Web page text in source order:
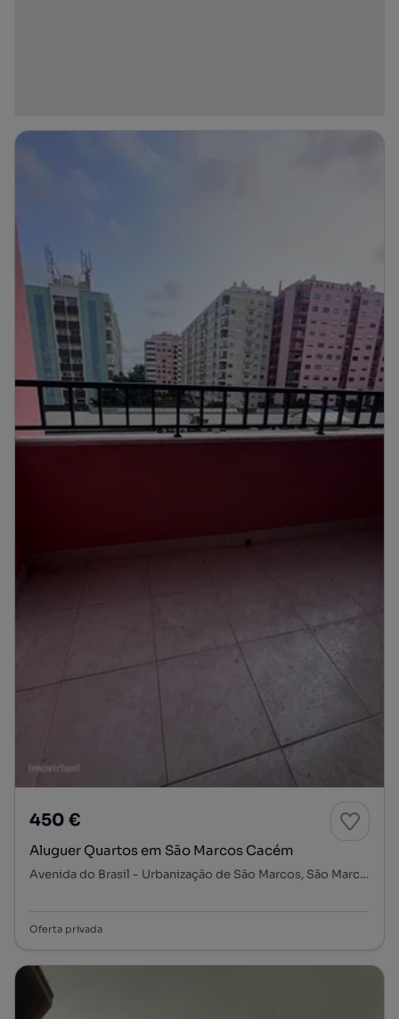
450 €
Aluguer Quartos em São Marcos Cacém
Avenida do Brasil - Urbanização de São Marcos, São Marcos, Cacém e São Marcos, Sintra, Lisboa
Oferta privada